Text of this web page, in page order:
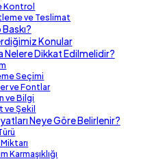
Kontrol
ve Teslimat
Konular
Nelere Dikkat Edilmelidir?
Seçimi
ve Fontlar
ve Bilgi
ve Şekil
Neye Göre Belirlenir?
Karmaşıklığı